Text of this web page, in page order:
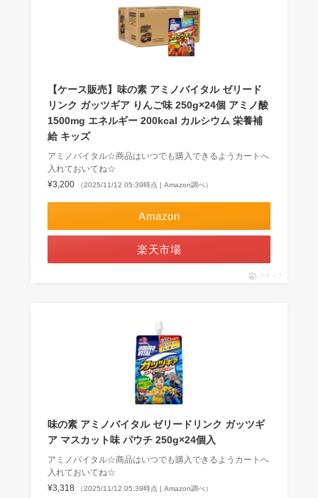
【ケース販売】味の素 アミノバイタル ゼリード
リンク ガッツギア りんご味 250g×24個 アミノ酸
1500mg エネルギー 200kcal カルシウム 栄養補
給 キッズ
アミノバイタル☆商品はいつでも購入できるようカートへ
入れておいてね☆
¥3,200
（2025/11/12 05:39時点 | Amazon調べ）
Amazon
楽天市場
ポチップ
味の素 アミノバイタル ゼリードリンク ガッツギ
ア マスカット味 パウチ 250g×24個入
アミノバイタル☆商品はいつでも購入できるようカートへ
入れておいてね☆
¥3,318
（2025/11/12 05:39時点 | Amazon調べ）